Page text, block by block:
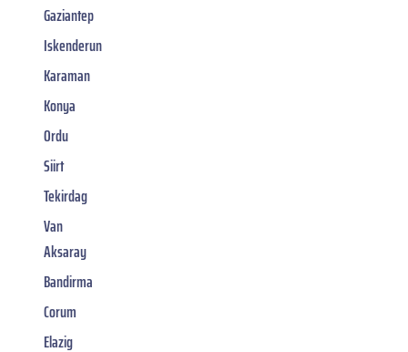
Gaziantep
Iskenderun
Karaman
Konya
Ordu
Siirt
Tekirdag
Van
Aksaray
Bandirma
Corum
Elazig